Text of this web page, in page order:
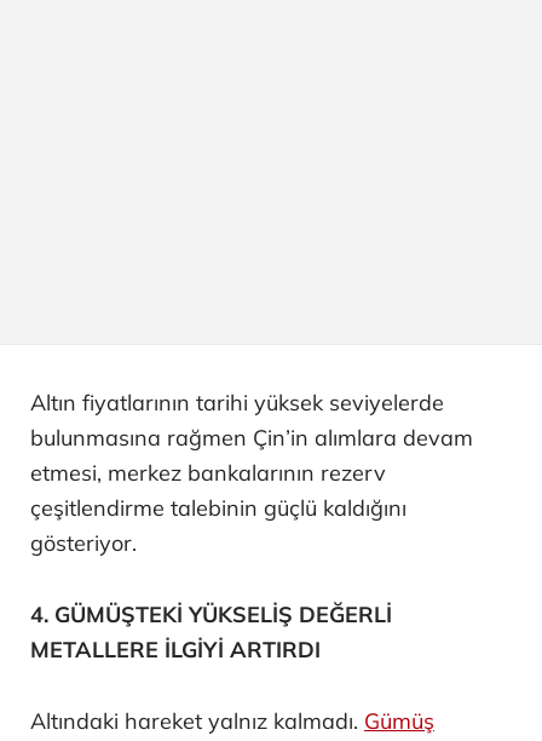
Altın fiyatlarının tarihi yüksek seviyelerde
bulunmasına rağmen Çin’in alımlara devam
etmesi, merkez bankalarının rezerv
çeşitlendirme talebinin güçlü kaldığını
gösteriyor.
4. GÜMÜŞTEKİ YÜKSELİŞ DEĞERLİ
METALLERE İLGİYİ ARTIRDI
Altındaki hareket yalnız kalmadı. Gümüş